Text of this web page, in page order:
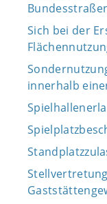
Sich bei der
innerhalb